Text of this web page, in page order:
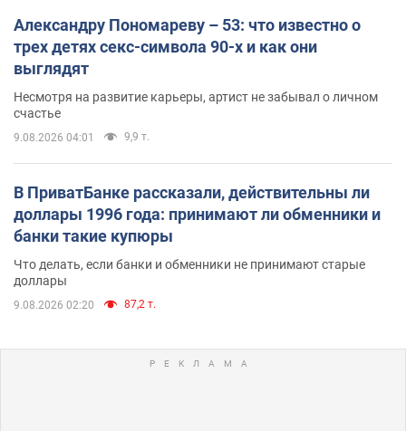
Александру Пономареву – 53: что известно о
трех детях секс-символа 90-х и как они
выглядят
Несмотря на развитие карьеры, артист не забывал о личном
счастье
9.08.2026 04:01 9,9 т.
В ПриватБанке рассказали, действительны ли
доллары 1996 года: принимают ли обменники и
банки такие купюры
Что делать, если банки и обменники не принимают старые
доллары
9.08.2026 02:20 87,2 т.